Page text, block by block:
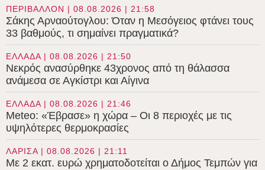
ΠΕΡΙΒΑΛΛΟΝ | 08.08.2026 | 21:58
Σάκης Αρναούτογλου: Όταν η Μεσόγειος φτάνει τους
33 βαθμούς, τι σημαίνει πραγματικά?
ΕΛΛΑΔΑ | 08.08.2026 | 21:50
Νεκρός ανασύρθηκε 43χρονος από τη θάλασσα
ανάμεσα σε Αγκίστρι και Αίγινα
ΕΛΛΑΔΑ | 08.08.2026 | 21:46
Meteo: «Έβρασε» η χώρα – Οι 8 περιοχές με τις
υψηλότερες θερμοκρασίες
ΛΑΡΙΣΑ | 08.08.2026 | 21:11
Με 2 εκατ. ευρώ χρηματοδοτείται ο Δήμος Τεμπών για